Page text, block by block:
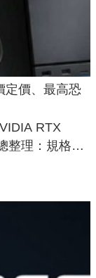
定價、最高恐
RTX
整理：規格、